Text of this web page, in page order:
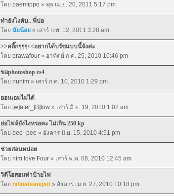
โดย paemippo » พุธ เม.ย. 20, 2011 5:17 pm
ทำยังไงคับ.. พี่ปอ
โดย นัยน้อย » เสาร์ ก.พ. 12, 2011 3:28 am
>>คลิ๊กๆๆๆ<<อยากได้บรัชแบบนี้จังค่ะ
โดย prawafour » อาทิตย์ ก.ค. 25, 2010 10:46 pm
ขอphotoshop cs4
โดย nunim » เสาร์ ก.ค. 10, 2010 1:29 pm
ออนเอมไม่ได้
โดย [w]ater_[B]low » เสาร์ มิ.ย. 19, 2010 1:02 am
ย่อไฟล์ยังไงหรอคะ ไม่เกิน 250 kp
โดย bee_pee » อังคาร มิ.ย. 15, 2010 4:51 pm
ช่วยสอนหน่อย
โดย nim love Four » เสาร์ พ.ค. 08, 2010 12:45 am
วิดีโอสอนทำป้ายไฟ
โดย nitinatsangsit » อังคาร เม.ย. 27, 2010 10:18 pm